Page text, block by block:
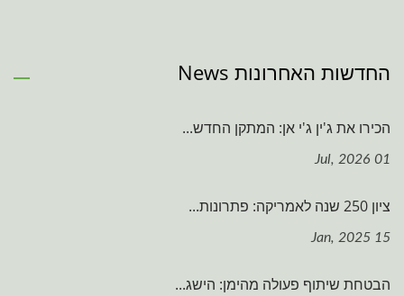
החדשות האחרונות News
הכירו את ג'ין ג'י אן: המתקן החדש...
01 Jul, 2026
ציון 250 שנה לאמריקה: פתרונות...
15 Jan, 2025
הבטחת שיתוף פעולה מהימן: הישג...